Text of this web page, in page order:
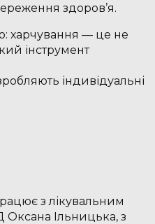
здоров’я.
харчування — це не
інструмент
індивідуальні
з лікувальним
Ільницька, з